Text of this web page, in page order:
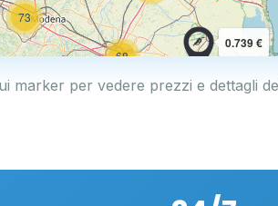
73
68
0.769 €
0.739 €
marker per vedere prezzi e dettagli